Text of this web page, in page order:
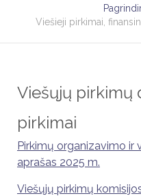
Viešieji pirkimai,
Viešųjų pirkimų
pirkimai
Pirkimų organizavimo ir
aprašas 2025 m.
Viešųjų pirkimų